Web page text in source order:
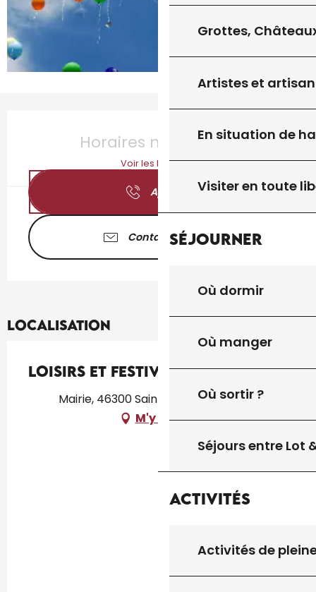
Grottes,
Artistes et
En situation de
Visiter en toute
Séjourner
Où dormir
Où manger
Où sortir ?
Séjours entre Lot
Activités
Activités de
Horaires non définis
Voir les horaires
Appeler
Contactez-nous
Localisation
Loisirs et Festivités
Mairie, 46300 Saint-Cirq-Souillaguet
M'y rendre